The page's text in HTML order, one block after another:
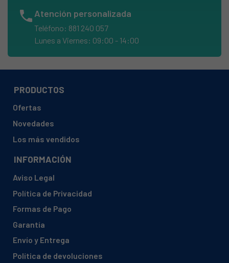
ARISTON, A1435 80235740130
ARISTON, A1435 S 80235750100
ARISTON, A1435 S 80235750130
ARISTON, A1535 80280690000
ARISTON, A1635 80270510000
ARISTON, A1635 80270510030
ARISTON, AAB 1300 (FR) 869990282740
phone Atención personalizada
Teléfono: 881 240 057
Lunes a Viernes: 09:00 - 14:00
PRODUCTOS
Ofertas
Novedades
Los más vendidos
INFORMACIÓN
Aviso Legal
Política de Privacidad
Formas de Pago
Garantía
Envío y Entrega
Política de devoluciones